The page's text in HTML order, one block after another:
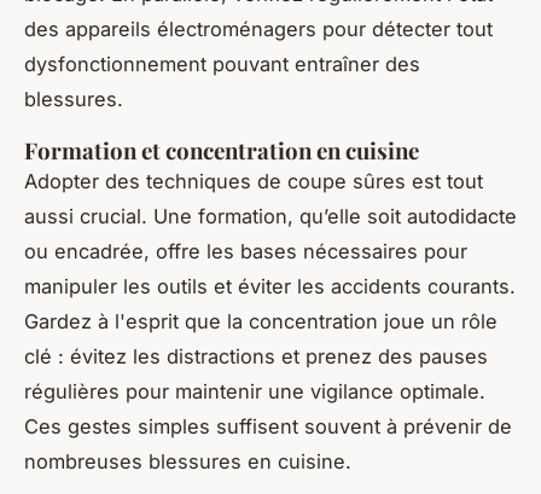
des appareils électroménagers pour détecter tout
dysfonctionnement pouvant entraîner des
blessures.
Formation et concentration en cuisine
Adopter des techniques de coupe sûres est tout
aussi crucial. Une formation, qu’elle soit autodidacte
ou encadrée, offre les bases nécessaires pour
manipuler les outils et éviter les accidents courants.
Gardez à l'esprit que la concentration joue un rôle
clé : évitez les distractions et prenez des pauses
régulières pour maintenir une vigilance optimale.
Ces gestes simples suffisent souvent à prévenir de
nombreuses blessures en cuisine.